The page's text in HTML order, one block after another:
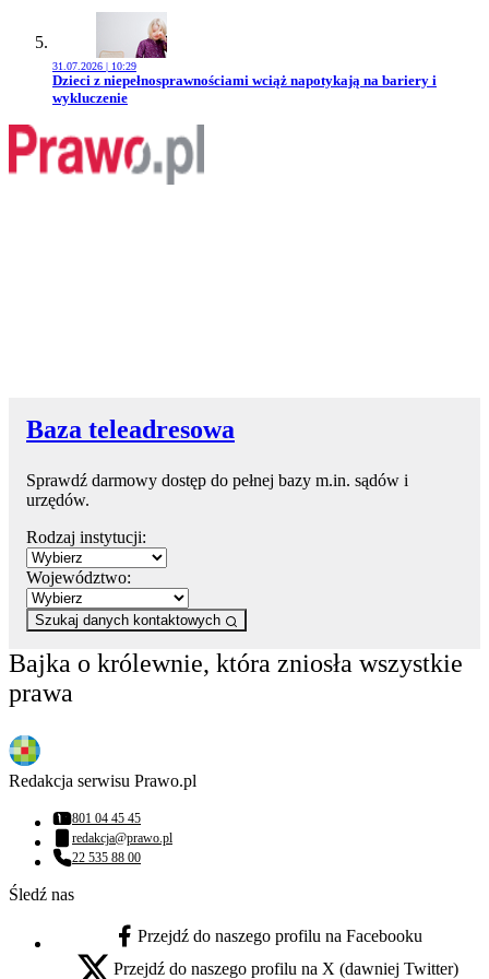
31.07.2026 | 10:29
Przejdź do artykułu:
Dzieci z niepełnosprawnościami wciąż napotykają na bariery i
wykluczenie
Baza teleadresowa
Sprawdź darmowy dostęp do pełnej bazy m.in. sądów i
urzędów.
Rodzaj instytucji:
Województwo:
Szukaj danych kontaktowych
Bajka o królewnie, która zniosła wszystkie
prawa
Redakcja serwisu Prawo.pl
Numer telefonu:
801 04 45 45
Adres email:
redakcja@prawo.pl
Numer telefonu:
22 535 88 00
Śledź nas
facebook - otwiera się w nowej karcie
Przejdź do naszego profilu na Facebooku
Przejdź do naszego profilu na X (dawniej Twitter)